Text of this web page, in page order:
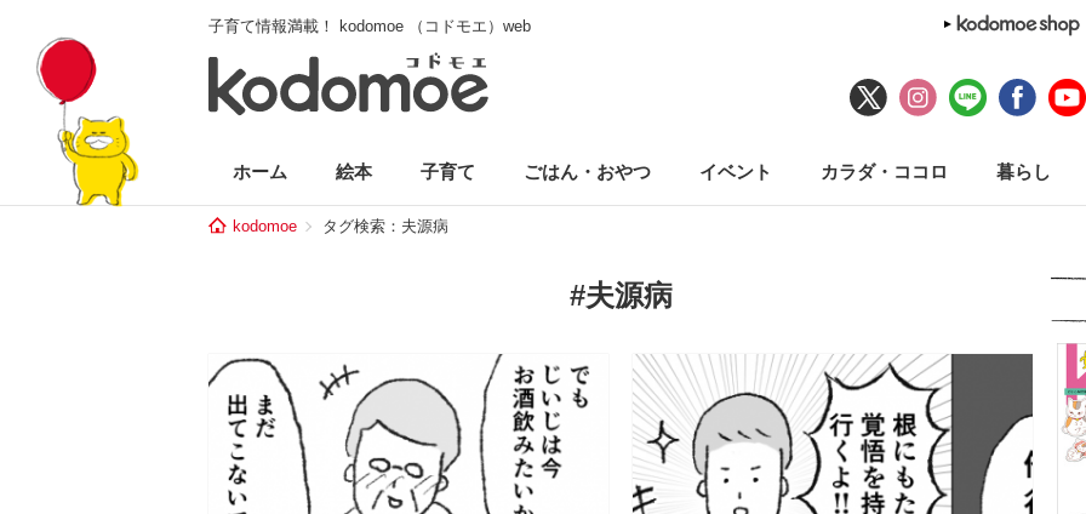
子育て情報満載！ kodomoe （コドモエ）web
ホーム 絵本 子育て ごはん・おやつ イベント カラダ・ココロ 暮らし
kodomoe タグ検索：夫源病
#夫源病